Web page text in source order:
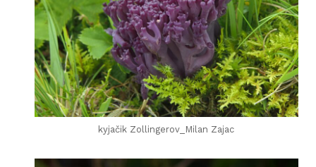
kyjačik Zollingerov_Milan Zajac